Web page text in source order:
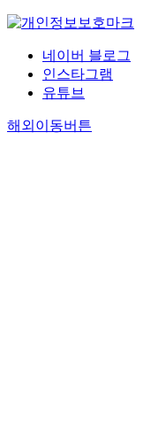
네이버 블로그
인스타그램
유튜브
해외이동버튼